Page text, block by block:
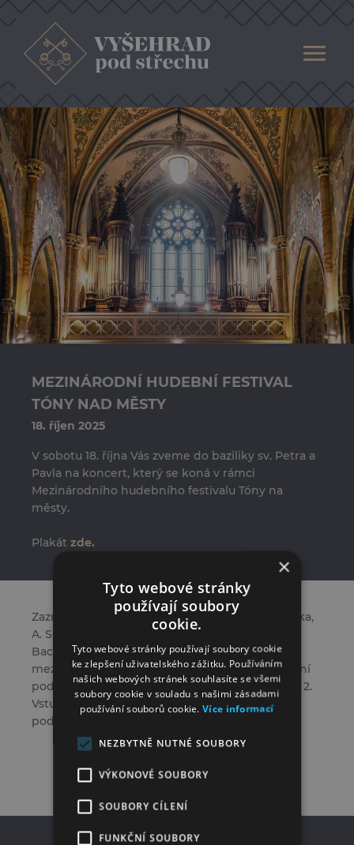
MEZINÁRODNÍ HUDEBNÍ FESTIVAL
TÓNY NAD MĚSTY
18. říjen 2025
V sobotu 18. října Vás zveme do baziliky sv. Petra a
Pavla na koncert, který se koná v rámci
Mezinárodního hudebního festivalu Tóny na
městy.
Plakát zde.
Zazní skladby D. Zipolliho, A. Stradelly, C. Francka,
A. Scarlattiho, A. Caldara, D. Buxtehudeho, J.S.
Bacha a W.A. Mozarta. Účinkují Edita Randová –
mezzosoprán a Filip Šťovíček – varhany. Finanční
podporu koncertu poskytla Městská část Prahy 2.
Vstupné dobrovolné, výtěžek bude věnován na
podporu probíhající opravy střechy baziliky.
ZPĚT NA SEZNAM
×
Tyto webové stránky
používají soubory
cookie.
Tyto webové stránky používají soubory cookie
ke zlepšení uživatelského zážitku. Používáním
našich webových stránek souhlasíte se všemi
soubory cookie v souladu s našimi zásadami
používání souborů cookie.Více informací
NEZBYTNĚ NUTNÉ SOUBORY
VÝKONOVÉ SOUBORY
SOUBORY CÍLENÍ
FUNKČNÍ SOUBORY